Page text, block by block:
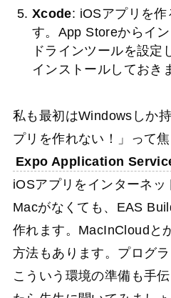
Xcode: iOSアプリを
す。App Storeからイ
ドラインツールを設定
インストールしておき
私も最初はWindowsしか
プリを作れない！」って焦
Expo Application
iOSアプリをインターネッ
Macがなくても、EAS
作れます。MacInCloudと
方法もあります。プログ
こういう環境の準備も手